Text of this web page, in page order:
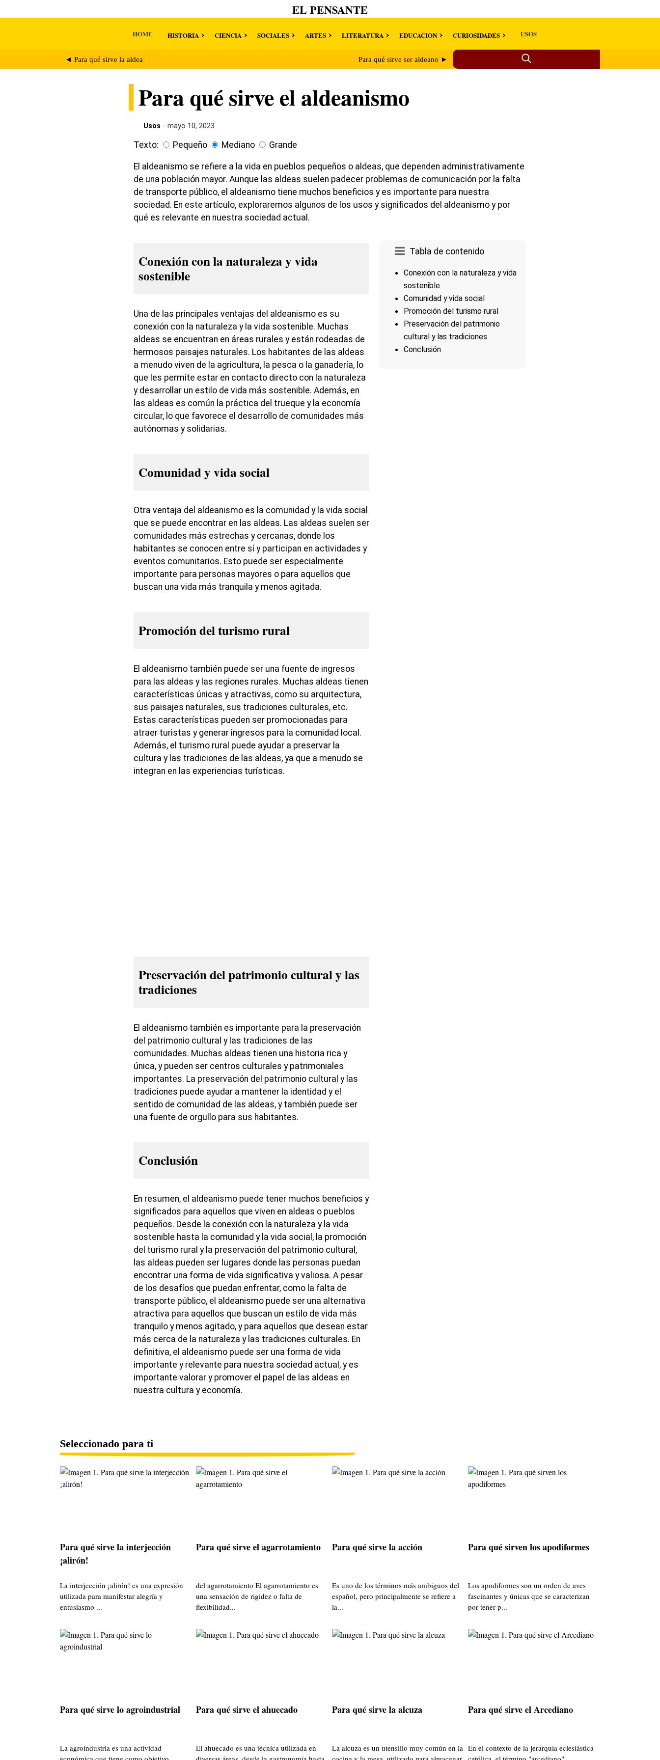
EL PENSANTE
HOME HISTORIA CIENCIA SOCIALES ARTES LITERATURA EDUCACION CURIOSIDADES USOS
◄ Para qué sirve la aldea Para qué sirve ser aldeano ►
Para qué sirve el aldeanismo
Usos - mayo 10, 2023
Texto: Pequeño Mediano Grande
El aldeanismo se refiere a la vida en pueblos pequeños o aldeas, que dependen administrativamente
de una población mayor. Aunque las aldeas suelen padecer problemas de comunicación por la falta
de transporte público, el aldeanismo tiene muchos beneficios y es importante para nuestra
sociedad. En este artículo, exploraremos algunos de los usos y significados del aldeanismo y por
qué es relevante en nuestra sociedad actual.
Tabla de contenido
Conexión con la naturaleza y vida
sostenible
Comunidad y vida social
Promoción del turismo rural
Preservación del patrimonio
cultural y las tradiciones
Conclusión
Conexión con la naturaleza y vida
sostenible
Una de las principales ventajas del aldeanismo es su
conexión con la naturaleza y la vida sostenible. Muchas
aldeas se encuentran en áreas rurales y están rodeadas de
hermosos paisajes naturales. Los habitantes de las aldeas
a menudo viven de la agricultura, la pesca o la ganadería, lo
que les permite estar en contacto directo con la naturaleza
y desarrollar un estilo de vida más sostenible. Además, en
las aldeas es común la práctica del trueque y la economía
circular, lo que favorece el desarrollo de comunidades más
autónomas y solidarias.
Comunidad y vida social
Otra ventaja del aldeanismo es la comunidad y la vida social
que se puede encontrar en las aldeas. Las aldeas suelen ser
comunidades más estrechas y cercanas, donde los
habitantes se conocen entre sí y participan en actividades y
eventos comunitarios. Esto puede ser especialmente
importante para personas mayores o para aquellos que
buscan una vida más tranquila y menos agitada.
Promoción del turismo rural
El aldeanismo también puede ser una fuente de ingresos
para las aldeas y las regiones rurales. Muchas aldeas tienen
características únicas y atractivas, como su arquitectura,
sus paisajes naturales, sus tradiciones culturales, etc.
Estas características pueden ser promocionadas para
atraer turistas y generar ingresos para la comunidad local.
Además, el turismo rural puede ayudar a preservar la
cultura y las tradiciones de las aldeas, ya que a menudo se
integran en las experiencias turísticas.
Preservación del patrimonio cultural y las
tradiciones
El aldeanismo también es importante para la preservación
del patrimonio cultural y las tradiciones de las
comunidades. Muchas aldeas tienen una historia rica y
única, y pueden ser centros culturales y patrimoniales
importantes. La preservación del patrimonio cultural y las
tradiciones puede ayudar a mantener la identidad y el
sentido de comunidad de las aldeas, y también puede ser
una fuente de orgullo para sus habitantes.
Conclusión
En resumen, el aldeanismo puede tener muchos beneficios y
significados para aquellos que viven en aldeas o pueblos
pequeños. Desde la conexión con la naturaleza y la vida
sostenible hasta la comunidad y la vida social, la promoción
del turismo rural y la preservación del patrimonio cultural,
las aldeas pueden ser lugares donde las personas puedan
encontrar una forma de vida significativa y valiosa. A pesar
de los desafíos que puedan enfrentar, como la falta de
transporte público, el aldeanismo puede ser una alternativa
atractiva para aquellos que buscan un estilo de vida más
tranquilo y menos agitado, y para aquellos que desean estar
más cerca de la naturaleza y las tradiciones culturales. En
definitiva, el aldeanismo puede ser una forma de vida
importante y relevante para nuestra sociedad actual, y es
importante valorar y promover el papel de las aldeas en
nuestra cultura y economía.
Seleccionado para ti
Para qué sirve la interjección
¡alirón!
La interjección ¡alirón! es una expresión
utilizada para manifestar alegría y
entusiasmo ...
Para qué sirve lo agroindustrial
La agroindustria es una actividad
Para qué sirve el agarrotamiento
del agarrotamiento El agarrotamiento es
una sensación de rigidez o falta de
flexibilidad...
Para qué sirve el ahuecado
El ahuecado es una técnica utilizada en
Para qué sirve la acción
Es uno de los términos más ambiguos del
español, pero principalmente se refiere a
la...
Para qué sirve la alcuza
La alcuza es un utensilio muy común en la
Para qué sirven los apodiformes
Los apodiformes son un orden de aves
fascinantes y únicas que se caracterizan
por tener p...
Para qué sirve el Arcediano
En el contexto de la jerarquía eclesiástica